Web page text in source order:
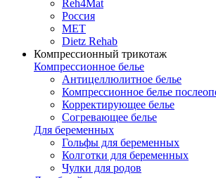
Reh4Mat
Россия
МЕТ
Dietz Rehab
Компрессионный трикотаж
Компрессионное белье
Антицеллюлитное белье
Компрессионное белье
Корректирующее белье
Согревающее белье
Для беременных
Гольфы для беременных
Колготки для беременных
Чулки для родов